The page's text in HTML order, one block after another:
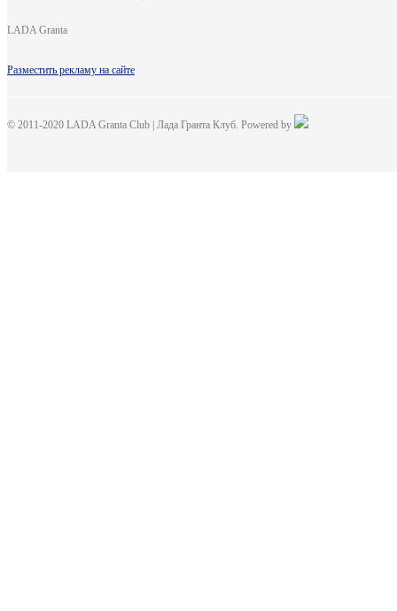
LADA Granta
Разместить рекламу на сайте
© 2011-2020 LADA Granta Club | Лада Гранта Клуб. Powered by